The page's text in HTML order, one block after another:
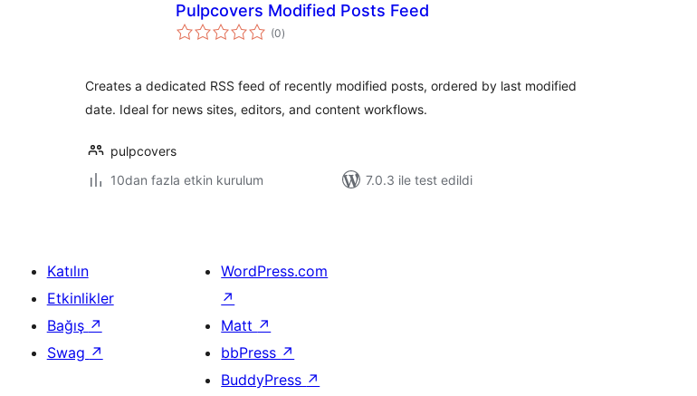
Pulpcovers Modified Posts Feed
(0toplam
puan
)
Creates a dedicated RSS feed of recently modified posts, ordered by last modified
date. Ideal for news sites, editors, and content workflows.
pulpcovers
10dan fazla etkin kurulum
7.0.3 ile test edildi
Katılın
Etkinlikler
Bağış ↗
Swag ↗
WordPress.com
↗
Matt ↗
bbPress ↗
BuddyPress ↗